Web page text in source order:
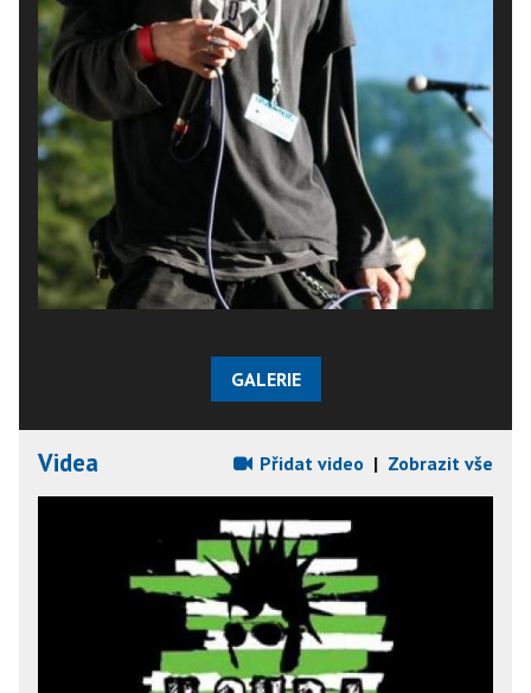
GALERIE
Videa Přidat video | Zobrazit vše